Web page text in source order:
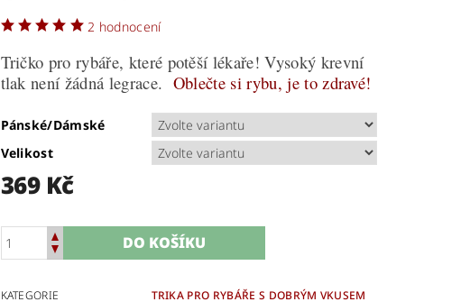
2 hodnocení
Tričko pro rybáře, které potěší lékaře! Vysoký krevní
tlak není žádná legrace. Oblečte si rybu, je to zdravé!
Pánské/Dámské
Velikost
369 Kč
KATEGORIE TRIKA PRO RYBÁŘE S DOBRÝM VKUSEM